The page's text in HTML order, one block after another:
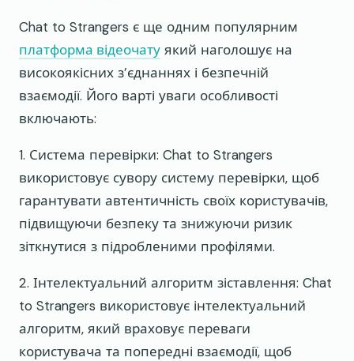
Chat to Strangers є ще одним популярним
платформа відеочату який наголошує на
високоякісних з’єднаннях і безпечній
взаємодії. Його варті уваги особливості
включають:
1. Система перевірки: Chat to Strangers
використовує сувору систему перевірки, щоб
гарантувати автентичність своїх користувачів,
підвищуючи безпеку та знижуючи ризик
зіткнутися з підробленими профілями.
2. Інтелектуальний алгоритм зіставлення: Chat
to Strangers використовує інтелектуальний
алгоритм, який враховує переваги
користувача та попередні взаємодії, щоб